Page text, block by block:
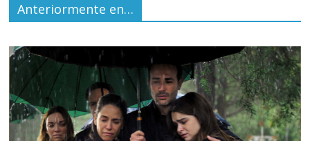
Anteriormente en…